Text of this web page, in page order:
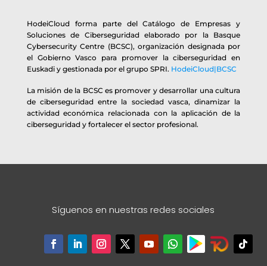
HodeiCloud forma parte del Catálogo de Empresas y
Soluciones de Ciberseguridad elaborado por la Basque
Cybersecurity Centre (BCSC), organización designada por
el Gobierno Vasco para promover la ciberseguridad en
Euskadi y gestionada por el grupo SPRI. HodeiCloud|BCSC
La misión de la BCSC es promover y desarrollar una cultura
de ciberseguridad entre la sociedad vasca, dinamizar la
actividad económica relacionada con la aplicación de la
ciberseguridad y fortalecer el sector profesional.
Síguenos en nuestras redes sociales